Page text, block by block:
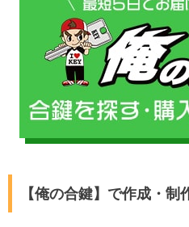
【俺の合鍵】で作成・制